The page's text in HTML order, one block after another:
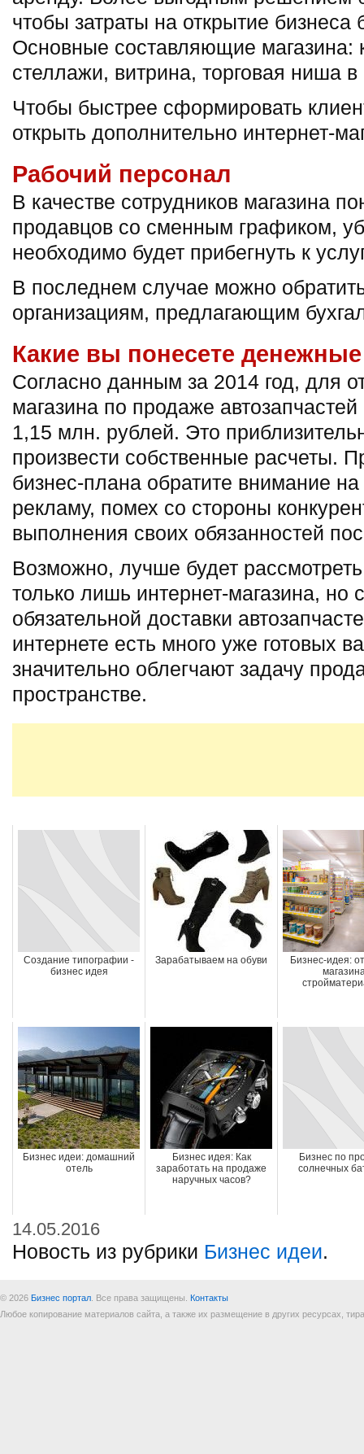
чтобы затраты на открытие бизнеса
Основные составляющие магазина:
стеллажи, витрина, торговая ниша в
Чтобы быстрее сформировать
открыть дополнительно интернет-
Рабочий персонал
В качестве сотрудников магазина
продавцов со сменным графиком,
необходимо будет прибегнуть к
В последнем случае можно
организациям, предлагающим
Какие вы понесете
Согласно данным за 2014 год, для
магазина по продаже
1,15 млн. рублей. Это
произвести собственные расчеты.
бизнес-плана обратите внимание на
рекламу, помех со стороны
выполнения своих обязанностей
Возможно, лучше будет
только лишь интернет-магазина, но
обязательной доставки
интернете есть много уже готовых
значительно облегчают задачу
пространстве.
Создание типографии -
бизнес идея
Зарабатываем на обуви
Бизнес-идея:
Бизнес идеи: домашний
отель
Бизнес идея: Как
заработать на продаже
наручных часов?
Бизнес по
солнечных
14.05.2016
Новость из рубрики Бизнес идеи.
© 2026 Бизнес портал . Все права защищены. Контакты
Любое копирование материалов сайта, а также их размещение в других ресурсах,